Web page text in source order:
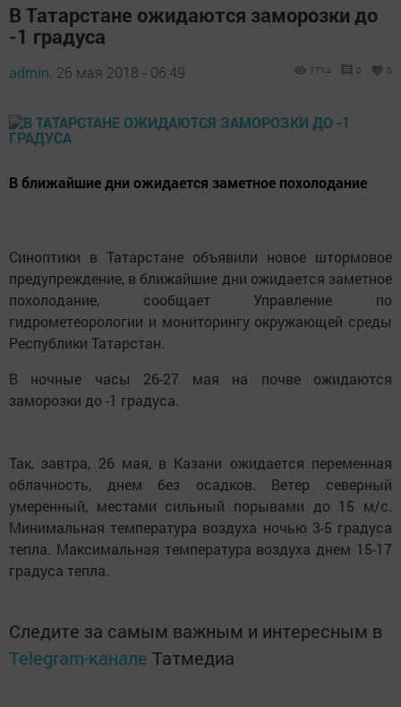
В Татарстане ожидаются заморозки до
-1 градуса
admin, 26 мая 2018 - 06:49 1714 0 0
В ближайшие дни ожидается заметное похолодание
Синоптики в Татарстане объявили новое штормовое
предупреждение, в ближайшие дни ожидается заметное
похолодание, сообщает Управление по
гидрометеорологии и мониторингу окружающей среды
Республики Татарстан.
В ночные часы 26-27 мая на почве ожидаются
заморозки до -1 градуса.
Так, завтра, 26 мая, в Казани ожидается переменная
облачность, днем без осадков. Ветер северный
умеренный, местами сильный порывами до 15 м/с.
Минимальная температура воздуха ночью 3-5 градуса
тепла. Максимальная температура воздуха днем 15-17
градуса тепла.
Следите за самым важным и интересным в
Telegram-канале Татмедиа